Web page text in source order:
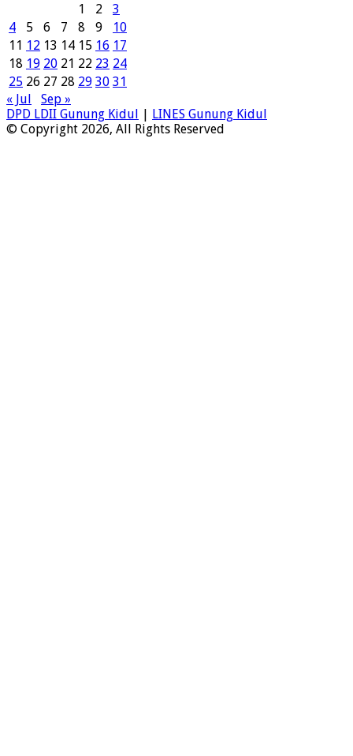
1
2
3
4
5 6 7 8 9
10
11 12 13 14 15 16 17
18 19 20 21 22 23 24
25 26 27 28 29 30 31
« Jul
Sep »
DPD LDII Gunung Kidul | LINES Gunung Kidul
© Copyright 2026, All Rights Reserved